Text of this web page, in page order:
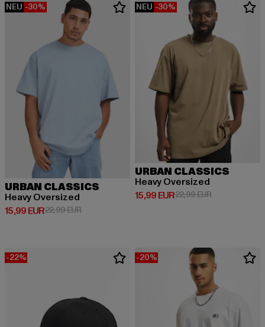
NEU -30%
URBAN CLASSICS
Heavy Oversized
15,99 EUR
Derzeitiger Preis: 15,99 EUR
22,99 EURAktionspreis: 22,99 EUR
NEU -30%
URBAN CLASSICS
Heavy Oversized
15,99 EUR
Derzeitiger Preis: 15,99 EUR
22,99 EURAktionspreis:
-22% -20%